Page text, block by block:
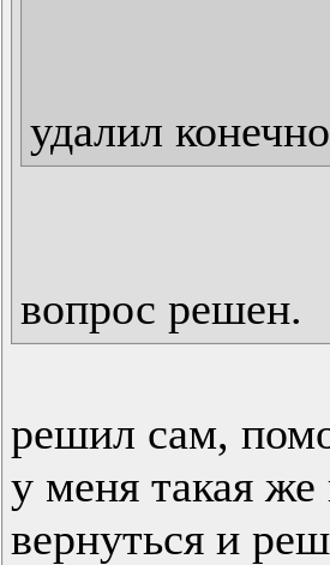
удалил
вопрос решен.
решил сам,
у меня такая
вернуться и